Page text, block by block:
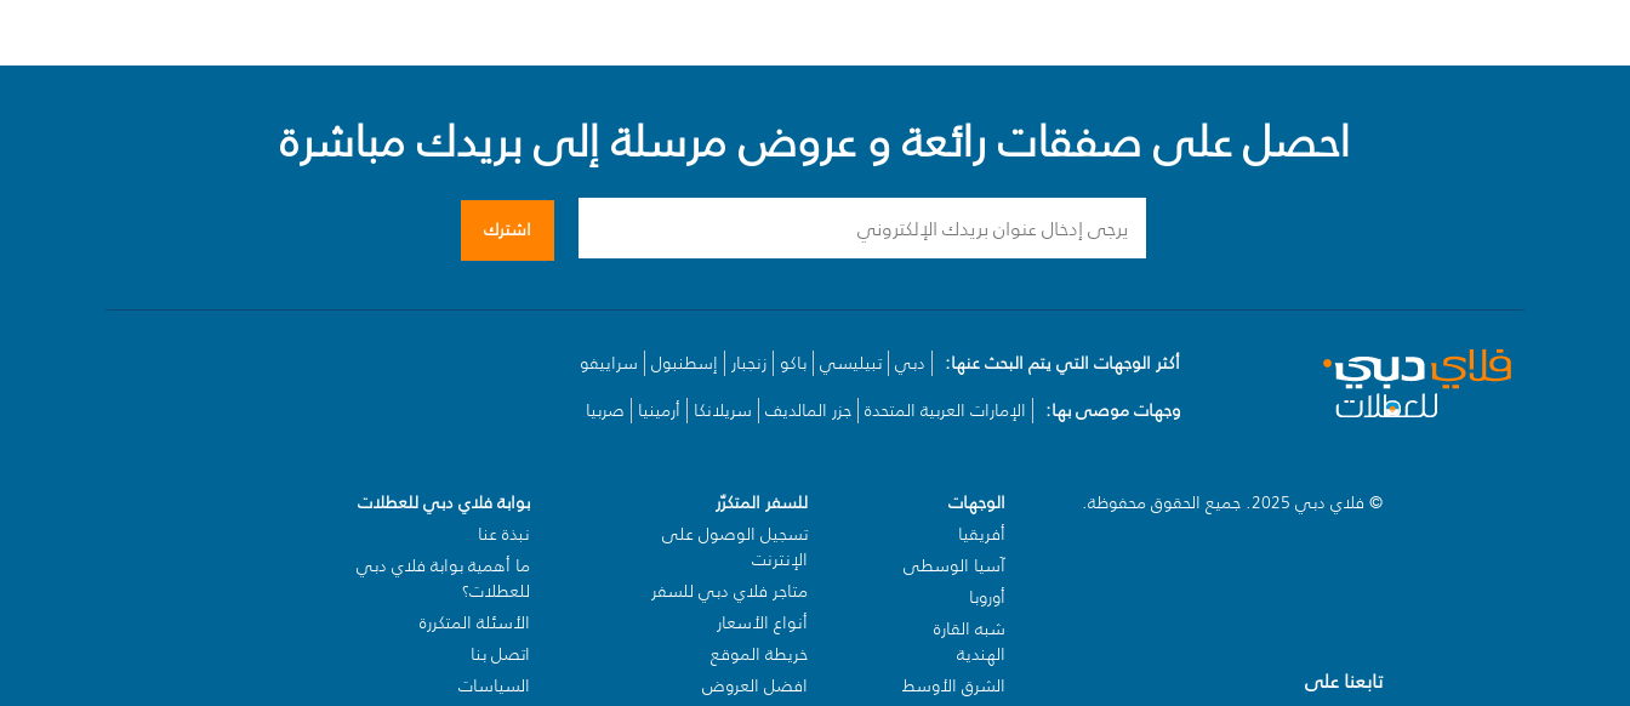
احصل على صفقات رائعة و عروض مرسلة إلى بريدك مباشرة
اشترك
أكثر الوجهات التي يتم البحث عنها: دبي تبيليسي باكو زنجبار إسطنبول سراييفو
وجهات موصى بها:
الإمارات العربية المتحدة جزر المالديف سريلانكا أرمينيا صربيا
© فلاي دبي 2025. جميع الحقوق محفوظة.
تابعنا على
الوجهات
أفريقيا
آسيا الوسطى
أوروبا
شبه القارة
الهندية
الشرق الأوسط
للسفر المتكرّر
تسجيل الوصول على
الإنترنت
متاجر فلاي دبي للسفر
أنواع الأسعار
خريطة الموقع
افضل العروض
بوابة فلاي دبي للعطلات
نبذة عنا
ما أهمية بوابة فلاي دبي
للعطلات؟
الأسئلة المتكررة
اتصل بنا
السياسات